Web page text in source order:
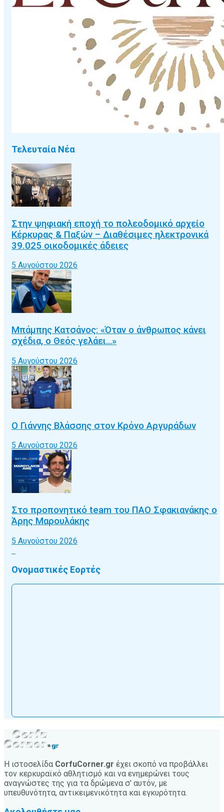
Τελευταία Νέα
Στην ψηφιακή εποχή το πολεοδομικό αρχείο
Κέρκυρας & Παξών – Διαθέσιμες ηλεκτρονικά
39.025 οικοδομικές άδειες
5 Αυγούστου 2026
Μπάμπης Κατσάνος: «Όταν ο άνθρωπος κάνει
σχέδια, ο Θεός γελάει…»
5 Αυγούστου 2026
Ο Γιάννης Βλάσσης στον Κρόνο Αργυράδων
5 Αυγούστου 2026
Στο προπονητικό team του ΠΑΟ Σφακιανάκης ο
Άρης Μαρουλάκης
5 Αυγούστου 2026
Ονομαστικές Εορτές
Η ιστοσελίδα CorfuCorner.gr έχει σκοπό να προβάλλει
τον κερκυραϊκό αθλητισμό και να ενημερώνει τους
αναγνώστες της για τα δρώμενα σ' αυτόν, με
υπευθυνότητα, αντικειμενικότητα και εγκυρότητα.